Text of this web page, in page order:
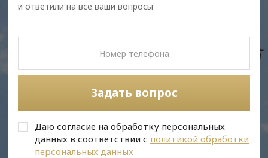
и ответили на все ваши вопросы
Задать вопрос
Даю согласие на обработку персональных
данных в соответствии с политикой обработки
персональных данных